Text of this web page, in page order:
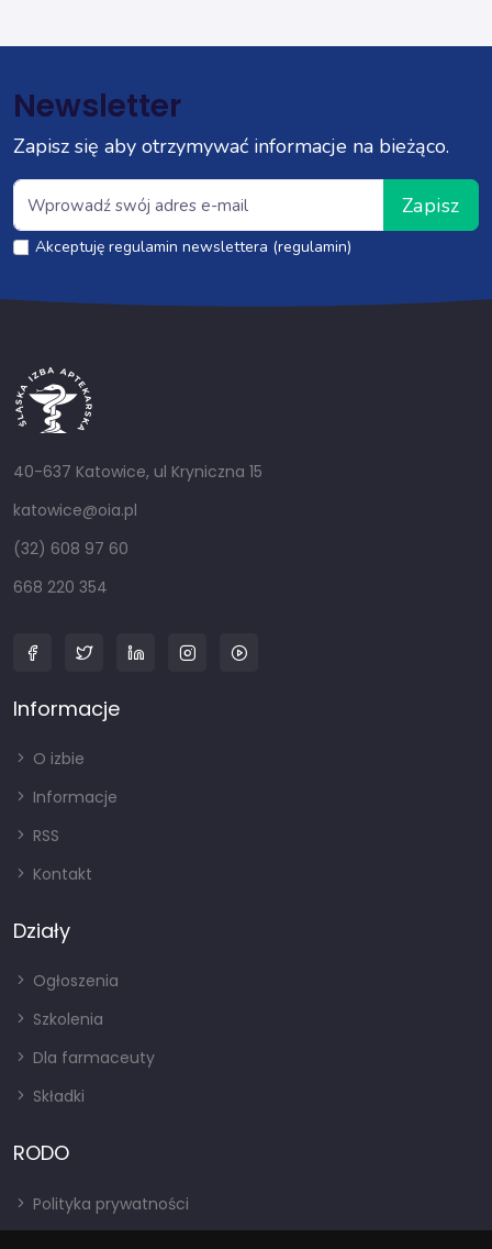
Newsletter
Zapisz się aby otrzymywać informacje na bieżąco.
Zapisz
Akceptuję regulamin newslettera (regulamin)
40-637 Katowice, ul Kryniczna 15
katowice@oia.pl
(32) 608 97 60
668 220 354
Informacje
O izbie
Informacje
RSS
Kontakt
Działy
Ogłoszenia
Szkolenia
Dla farmaceuty
Składki
RODO
Polityka prywatności